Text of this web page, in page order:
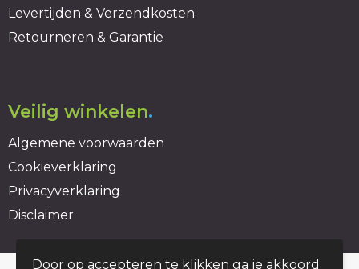
Levertijden & Verzendkosten
Retourneren & Garantie
Veilig winkelen.
Algemene voorwaarden
Cookieverklaring
Privacyverklaring
Disclaimer
Door op accepteren te klikken ga je akkoord